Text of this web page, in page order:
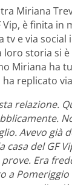
Miriana
Vip, è finita in
e via social
storia si è
Miriana ha
replicato
relazione.
Avevo già
del GF
Era
a Pomeriggio